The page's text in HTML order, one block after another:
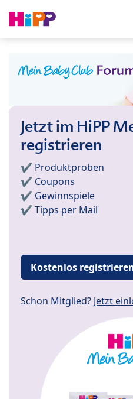
Jetzt im HiPP
registrieren
✔️ Produktproben
✔️ Coupons
✔️ Gewinnspiele
✔️ Tipps per Mail
Kostenlos
Schon Mitglied? Jetzt